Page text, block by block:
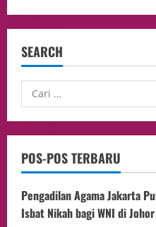
SEARCH
POS-POS TERBARU
Pengadilan Agama Jakarta
Isbat Nikah bagi WNI di